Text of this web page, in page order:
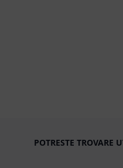
POTRESTE TROVARE